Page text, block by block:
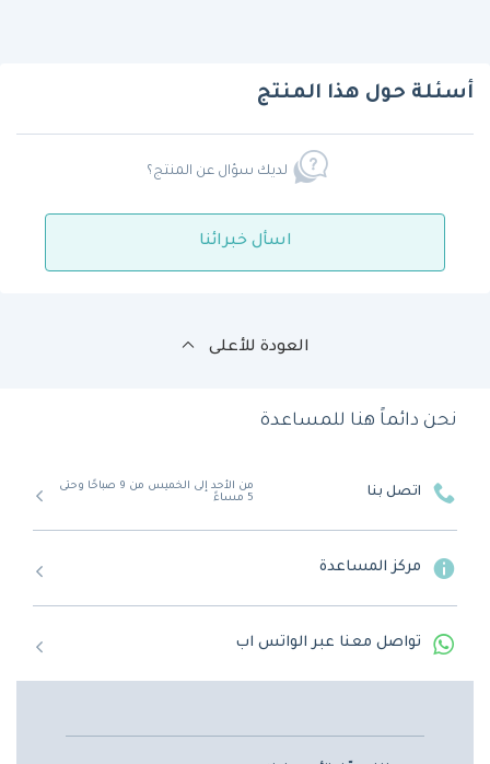
أسئلة حول هذا المنتج
لديك سؤال عن المنتج؟
اسأل خبرائنا
العودة للأعلى
نحن دائماً هنا للمساعدة
اتصل بنا
من الأحد إلى الخميس من 9 صباحًا وحتى
5 مساءً
مركز المساعدة
تواصل معنا عبر الواتس اب